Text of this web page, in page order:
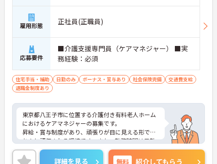
雇用形態 正社員(正職員)
応募要件
■介護支援専門員（ケアマネジャー） ■実
務経験：必須
住宅手当・補助 日勤のみ ボーナス・賞与あり 社会保険完備
交通費支給
退職金制度あり
東京都八王子市に位置する介護付き有料老人ホーム
におけるケアマネジャーの募集です。
昇給・賞与制度があり、頑張りが目に見える形でき
ちんと評価される環境です。また、勤務時間は日勤
のみです。プライベートとのメリハリのある働き方
が可能です。詳細を見る 無料 紹介してもらう